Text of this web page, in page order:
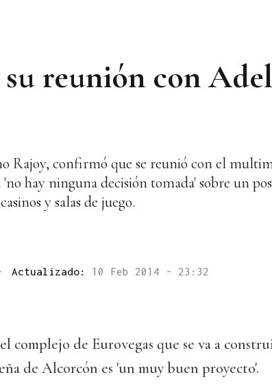
reunión con
Rajoy, confirmó que se reunió con el
hay ninguna decisión tomada' sobre un
y salas de juego.
Actualizado: 10 Feb 2014 - 23:32
complejo de Eurovegas que se va a
de Alcorcón es 'un muy buen proyecto'.